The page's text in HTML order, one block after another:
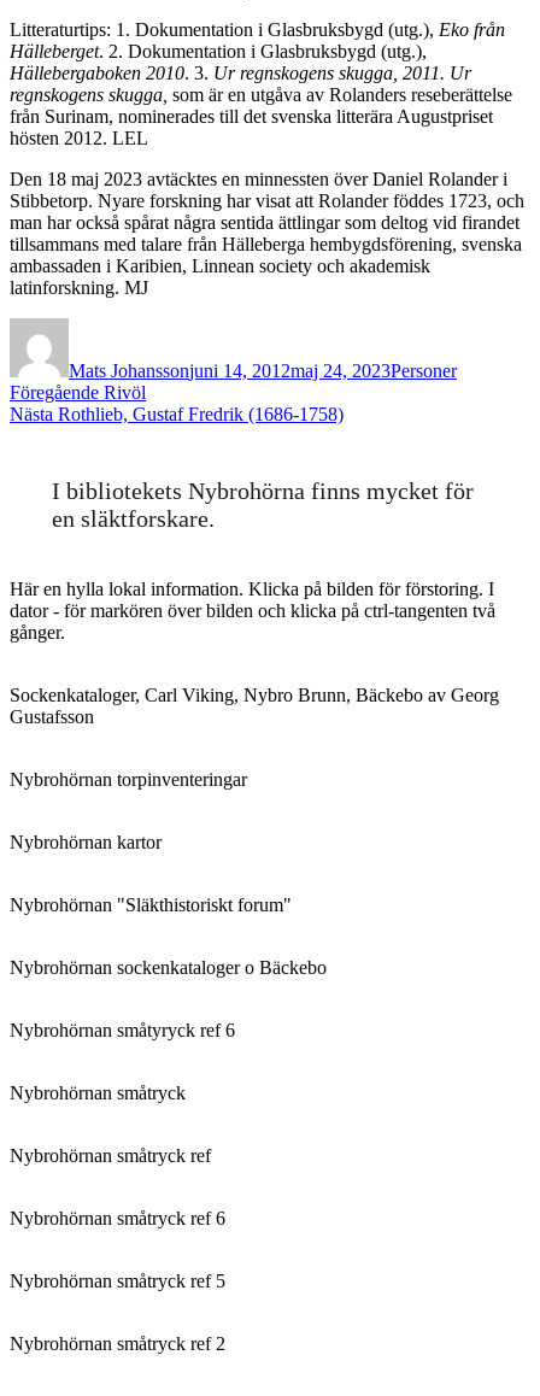
Litteraturtips: 1. Dokumentation i Glasbruksbygd (utg.), Eko från
Hälleberget. 2. Dokumentation i Glasbruksbygd (utg.),
Hällebergaboken 2010. 3. Ur regnskogens skugga, 2011. Ur
regnskogens skugga, som är en utgåva av Rolanders reseberättelse
från Surinam, nominerades till det svenska litterära Augustpriset
hösten 2012. LEL
Den 18 maj 2023 avtäcktes en minnessten över Daniel Rolander i
Stibbetorp. Nyare forskning har visat att Rolander föddes 1723, och
man har också spårat några sentida ättlingar som deltog vid firandet
tillsammans med talare från Hälleberga hembygdsförening, svenska
ambassaden i Karibien, Linnean society och akademisk
latinforskning. MJ
Mats Johanssonjuni 14, 2012maj 24, 2023Personer
Inläggsnavigering
Föregående Föregående
inlägg:
Rivöl
Nästa Nästa
Rothlieb, Gustaf Fredrik (1686-1758)
I bibliotekets Nybrohörna finns mycket för
en släktforskare.
Här en hylla lokal information. Klicka på bilden för förstoring. I
dator - för markören över bilden och klicka på ctrl-tangenten två
gånger.
Sockenkataloger, Carl Viking, Nybro Brunn, Bäckebo av Georg
Gustafsson
Nybrohörnan torpinventeringar
Nybrohörnan kartor
Nybrohörnan "Släkthistoriskt forum"
Nybrohörnan sockenkataloger o Bäckebo
Nybrohörnan småtyryck ref 6
Nybrohörnan småtryck
Nybrohörnan småtryck ref
Nybrohörnan småtryck ref 6
Nybrohörnan småtryck ref 5
Nybrohörnan småtryck ref 2